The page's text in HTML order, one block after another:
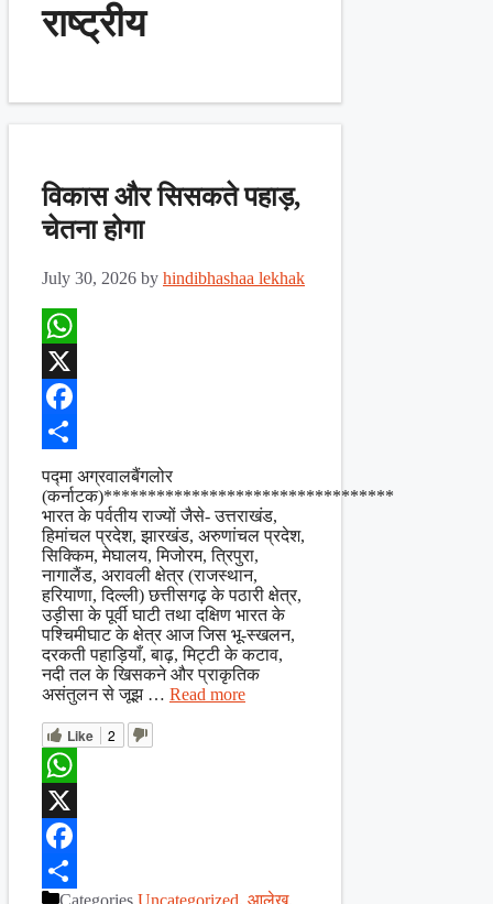
राष्ट्रीय
विकास और सिसकते पहाड़,
चेतना होगा
July 30, 2026 by hindibhashaa lekhak
WhatsApp
X
Facebook
पद्मा अग्रवालबैंगलोर
(कर्नाटक)*********************************
भारत के पर्वतीय राज्यों जैसे- उत्तराखंड,
हिमांचल प्रदेश, झारखंड, अरुणांचल प्रदेश,
सिक्किम, मेघालय, मिजोरम, त्रिपुरा,
नागालैंड, अरावली क्षेत्र (राजस्थान,
हरियाणा, दिल्ली) छत्तीसगढ़ के पठारी क्षेत्र,
उड़ीसा के पूर्वी घाटी तथा दक्षिण भारत के
पश्चिमीघाट के क्षेत्र आज जिस भू-स्खलन,
दरकती पहाड़ियाँ, बाढ़, मिट्टी के कटाव,
नदी तल के खिसकने और प्राकृतिक
असंतुलन से जूझ … Read more
Like 2
WhatsApp
X
Facebook
Categories Uncategorized, आलेख,